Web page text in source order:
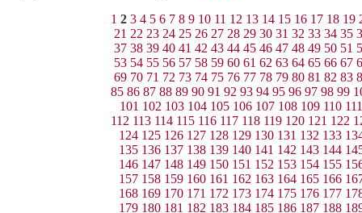
1 2 3 4 5 6 7 8 9 10 11 12 13 14 15 16 17 18 19
21 22 23 24 25 26 27 28 29 30 31 32 33 34 35
37 38 39 40 41 42 43 44 45 46 47 48 49 50 51
53 54 55 56 57 58 59 60 61 62 63 64 65 66 67
69 70 71 72 73 74 75 76 77 78 79 80 81 82 83
85 86 87 88 89 90 91 92 93 94 95 96 97 98 99
101 102 103 104 105 106 107 108 109 110 111
112 113 114 115 116 117 118 119 120 121 122
124 125 126 127 128 129 130 131 132 133
135 136 137 138 139 140 141 142 143 144
146 147 148 149 150 151 152 153 154 155
157 158 159 160 161 162 163 164 165 166
168 169 170 171 172 173 174 175 176 177
179 180 181 182 183 184 185 186 187 188